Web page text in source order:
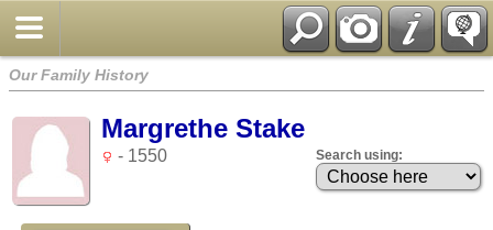
Our Family History
Margrethe Stake
- 1550 Search using: